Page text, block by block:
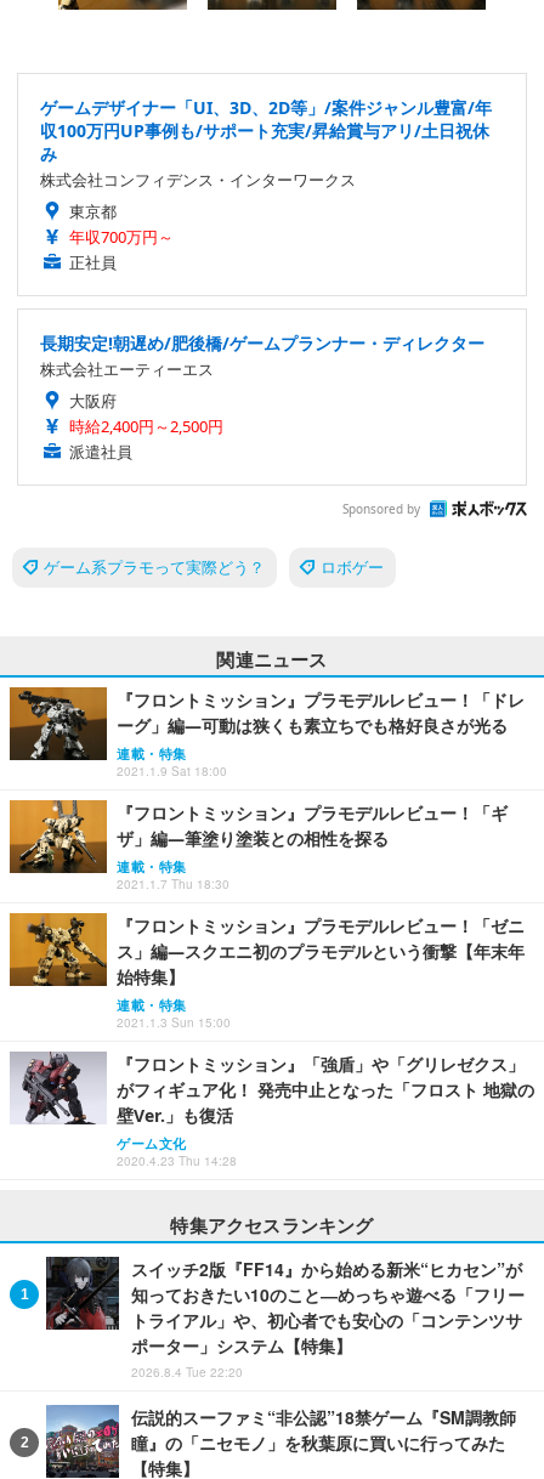
ゲームデザイナー「UI、3D、2D等」/案件ジャンル豊富/年
収100万円UP事例も/サポート充実/昇給賞与アリ/土日祝休
み
株式会社コンフィデンス・インターワークス
東京都
年収700万円～
正社員
長期安定!朝遅め/肥後橋/ゲームプランナー・ディレクター
株式会社エーティーエス
大阪府
時給2,400円～2,500円
派遣社員
Sponsored by
ゲーム系プラモって実際どう？ ロボゲー
関連ニュース
『フロントミッション』プラモデルレビュー！「ドレ
ーグ」編―可動は狭くも素立ちでも格好良さが光る
連載・特集
2021.1.9 Sat 18:00
『フロントミッション』プラモデルレビュー！「ギ
ザ」編―筆塗り塗装との相性を探る
連載・特集
2021.1.7 Thu 18:30
『フロントミッション』プラモデルレビュー！「ゼニ
ス」編―スクエニ初のプラモデルという衝撃【年末年
始特集】
連載・特集
2021.1.3 Sun 15:00
『フロントミッション』「強盾」や「グリレゼクス」
がフィギュア化！ 発売中止となった「フロスト 地獄の
壁Ver.」も復活
ゲーム文化
2020.4.23 Thu 14:28
特集アクセスランキング
スイッチ2版『FF14』から始める新米“ヒカセン”が
知っておきたい10のこと―めっちゃ遊べる「フリー
トライアル」や、初心者でも安心の「コンテンツサ
ポーター」システム【特集】
2026.8.4 Tue 22:20
伝説的スーファミ“非公認”18禁ゲーム『SM調教師
瞳』の「ニセモノ」を秋葉原に買いに行ってみた
【特集】